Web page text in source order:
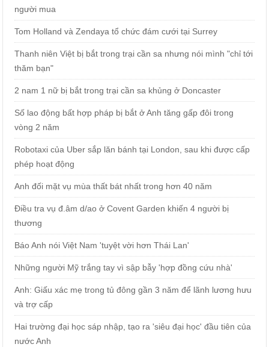
người mua
Tom Holland và Zendaya tổ chức đám cưới tại Surrey
Thanh niên Việt bị bắt trong trại cần sa nhưng nói mình "chỉ tới
thăm bạn"
2 nam 1 nữ bị bắt trong trại cần sa khủng ở Doncaster
Số lao động bất hợp pháp bị bắt ở Anh tăng gấp đôi trong
vòng 2 năm
Robotaxi của Uber sắp lăn bánh tại London, sau khi được cấp
phép hoạt động
Anh đối mặt vụ mùa thất bát nhất trong hơn 40 năm
Điều tra vụ đ.âm d/ao ở Covent Garden khiến 4 người bị
thương
Báo Anh nói Việt Nam 'tuyệt vời hơn Thái Lan'
Những người Mỹ trắng tay vì sập bẫy 'hợp đồng cứu nhà'
Anh: Giấu xác mẹ trong tủ đông gần 3 năm để lãnh lương hưu
và trợ cấp
Hai trường đại học sáp nhập, tạo ra 'siêu đại học' đầu tiên của
nước Anh